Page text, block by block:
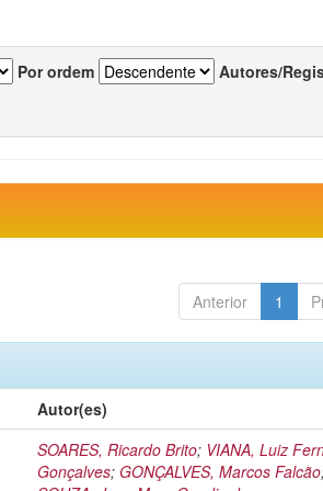
Por ordem Autores/
Anterior 1
Autor(es)
SOARES, Ricardo Brito; VIANA, Luiz
Gonçalves;GONÇALVES, Marcos Falcão